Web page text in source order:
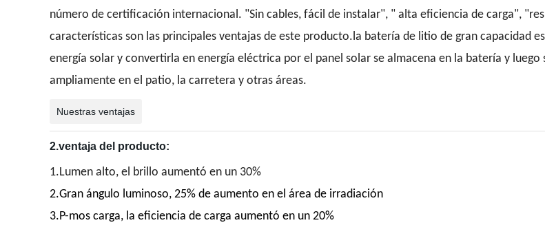
número de certificación internacional. "Sin cables, fácil de instalar", " alta eficiencia de carga",
características son las principales ventajas de este producto.la batería de litio de gran capacidad
energía solar y convertirla en energía eléctrica por el panel solar se almacena en la batería y
ampliamente en el patio, la carretera y otras áreas.
Nuestras ventajas
2.ventaja del producto:
1.Lumen alto, el brillo aumentó en un 30%
2.Gran ángulo luminoso, 25% de aumento en el área de irradiación
3.P-mos carga, la eficiencia de carga aumentó en un 20%